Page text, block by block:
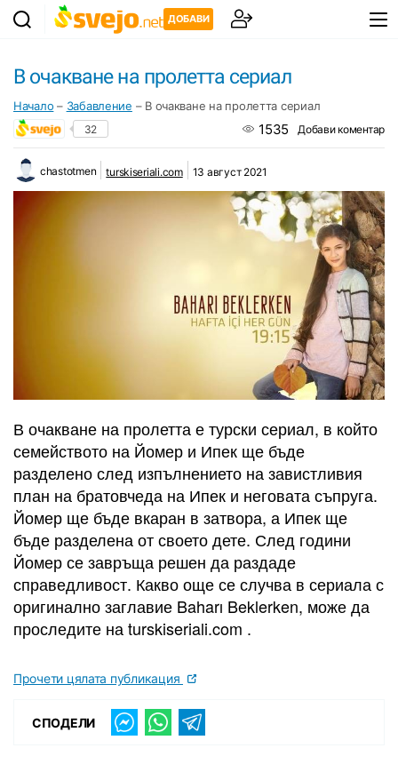
ДОБАВИ
В очакване на пролетта сериал
Начало – Забавление – В очакване на пролетта сериал
32 1535 Добави коментар
chastotmen turskiseriali.com 13 август 2021
В очакване на пролетта е турски сериал, в който
семейството на Йомер и Ипек ще бъде
разделено след изпълнението на завистливия
план на братовчеда на Ипек и неговата съпруга.
Йомер ще бъде вкаран в затвора, а Ипек ще
бъде разделена от своето дете. След години
Йомер се завръща решен да раздаде
справедливост. Какво още се случва в сериала с
оригинално заглавие Baharı Beklerken, може да
проследите на turskiseriali.com .
Прочети цялата публикация
СПОДЕЛИ